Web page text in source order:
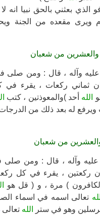
بعثني بالحق نبيا انه لا
ويرى مقعده من الجنة
والعشرين من شعبان
عليه وآله ، قال : ومن صلى في
ثماني ركعات ، يقرء في
الله أحد )والمعوذتين ، كتب
ويرفع له بعد ذلك من
والعشرين من شعبان
عليه وآله ، قال : ومن صلى في
ركعتين ، يقرء في كل
) مرة ، و ( قل هو
تعالى اسمه في اسماء
وهو في ستر
الله تعالى